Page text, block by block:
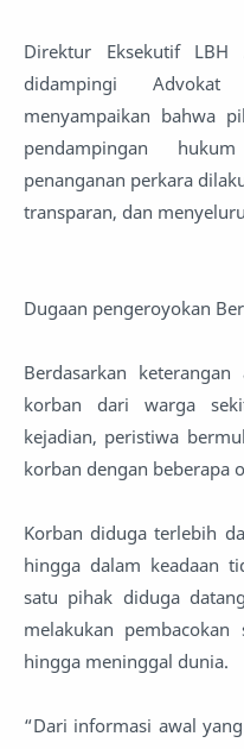
Direktur Eksekutif LBH
didampingi
menyampaikan bahwa
pendampingan
penanganan perkara
transparan, dan
Dugaan pengeroyokan
Berdasarkan
korban dari warga
kejadian, peristiwa
korban dengan beberapa
Korban diduga terlebih
hingga dalam keadaan
satu pihak diduga
melakukan
hingga meninggal dunia.
“Dari informasi awal